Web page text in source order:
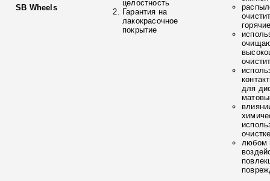
SB Wheels
целостность
Гарантия на
лакокрасочное
покрытие
для
любом